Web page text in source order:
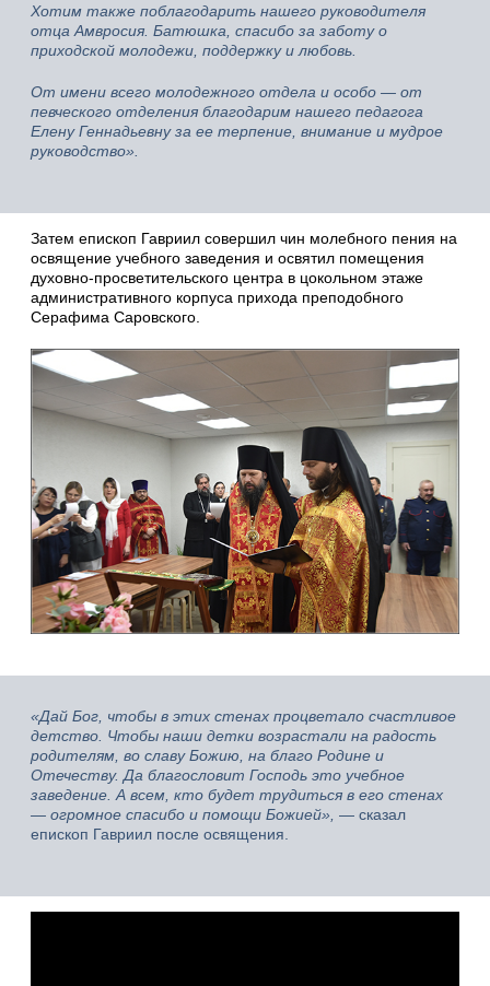
Хотим также поблагодарить нашего руководителя
отца Амвросия. Батюшка, спасибо за заботу о
приходской молодежи, поддержку и любовь.
От имени всего молодежного отдела и особо — от
певческого отделения благодарим нашего педагога
Елену Геннадьевну за ее терпение, внимание и мудрое
руководство».
Затем епископ Гавриил совершил чин молебного пения на
освящение учебного заведения и освятил помещения
духовно-просветительского центра в цокольном этаже
административного корпуса прихода преподобного
Серафима Саровского.
«Дай Бог, чтобы в этих стенах процветало счастливое
детство. Чтобы наши детки возрастали на радость
родителям, во славу Божию, на благо Родине и
Отечеству. Да благословит Господь это учебное
заведение. А всем, кто будет трудиться в его стенах
— огромное спасибо и помощи Божией», — сказал
епископ Гавриил после освящения.